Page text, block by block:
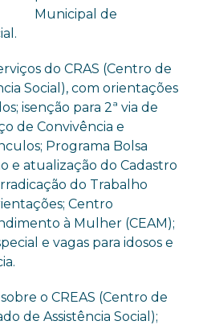
Municipal de
do CRAS (Centro de
Social), com orientações
isenção para 2ª via de
de Convivência e
Programa Bolsa
e atualização do Cadastro
do Trabalho
Centro
à Mulher (CEAM);
e vagas para idosos e
o CREAS (Centro de
de Assistência Social);